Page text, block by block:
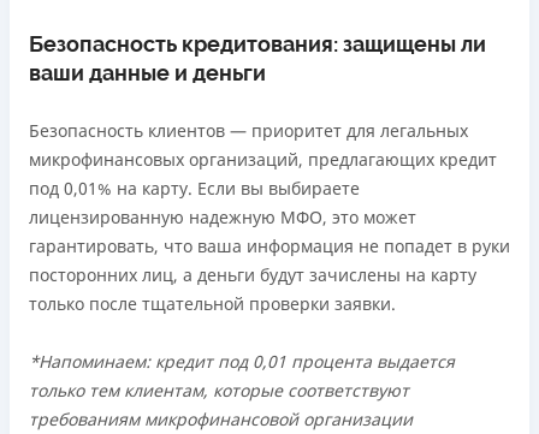
Безопасность кредитования: защищены ли
ваши данные и деньги
Безопасность клиентов — приоритет для легальных
микрофинансовых организаций, предлагающих кредит
под 0,01% на карту. Если вы выбираете
лицензированную надежную МФО, это может
гарантировать, что ваша информация не попадет в руки
посторонних лиц, а деньги будут зачислены на карту
только после тщательной проверки заявки.
*Напоминаем: кредит под 0,01 процента выдается
только тем клиентам, которые соответствуют
требованиям микрофинансовой организации